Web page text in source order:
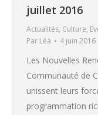
juillet 2016
Actualités, Culture,
Par Léa 4 juin 2016
Les Nouvelles
Communauté de
unissent leurs
programmation